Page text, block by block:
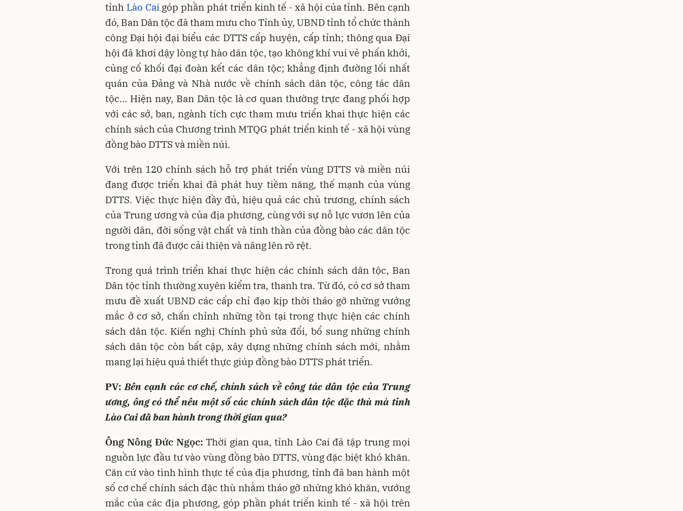
tỉnh Lào Cai góp phần phát triển kinh tế - xã hội của tỉnh. Bên cạnh
đó, Ban Dân tộc đã tham mưu cho Tỉnh ủy, UBND tỉnh tổ chức thành
công Đại hội đại biểu các DTTS cấp huyện, cấp tỉnh; thông qua Đại
hội đã khơi dậy lòng tự hào dân tộc, tạo không khí vui vẻ phấn khởi,
củng cố khối đại đoàn kết các dân tộc; khẳng định đường lối nhất
quán của Đảng và Nhà nước về chính sách dân tộc, công tác dân
tộc… Hiện nay, Ban Dân tộc là cơ quan thường trực đang phối hợp
với các sở, ban, ngành tích cực tham mưu triển khai thực hiện các
chính sách của Chương trình MTQG phát triển kinh tế - xã hội vùng
đồng bào DTTS và miền núi.
Với trên 120 chính sách hỗ trợ phát triển vùng DTTS và miền núi
đang được triển khai đã phát huy tiềm năng, thế mạnh của vùng
DTTS. Việc thực hiện đầy đủ, hiệu quả các chủ trương, chính sách
của Trung ương và của địa phương, cùng với sự nỗ lực vươn lên của
người dân, đời sống vật chất và tinh thần của đồng bào các dân tộc
trong tỉnh đã được cải thiện và nâng lên rõ rệt.
Trong quá trình triển khai thực hiện các chính sách dân tộc, Ban
Dân tộc tỉnh thường xuyên kiểm tra, thanh tra. Từ đó, có cơ sở tham
mưu đề xuất UBND các cấp chỉ đạo kịp thời tháo gỡ những vướng
mắc ở cơ sở, chấn chỉnh những tồn tại trong thực hiện các chính
sách dân tộc. Kiến nghị Chính phủ sửa đổi, bổ sung những chính
sách dân tộc còn bất cập, xây dựng những chính sách mới, nhằm
mang lại hiệu quả thiết thực giúp đồng bào DTTS phát triển.
PV: Bên cạnh các cơ chế, chính sách về công tác dân tộc của Trung
ương, ông có thể nêu một số các chính sách dân tộc đặc thù mà tỉnh
Lào Cai đã ban hành trong thời gian qua?
Ông Nông Đức Ngọc:Thời gian qua, tỉnh Lào Cai đã tập trung mọi
nguồn lực đầu tư vào vùng đồng bào DTTS, vùng đặc biệt khó khăn.
Căn cứ vào tình hình thực tế của địa phương, tỉnh đã ban hành một
số cơ chế chính sách đặc thù nhằm tháo gỡ những khó khăn, vướng
mắc của các địa phương, góp phần phát triển kinh tế - xã hội trên